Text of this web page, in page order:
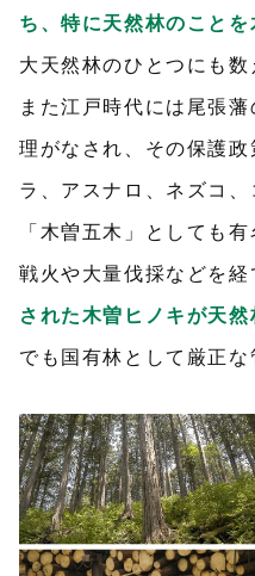
ち、特に天然林のことを
大天然林のひとつにも数
また江戸時代には尾張
理がなされ、その保護
ラ、アスナロ、ネズコ
「木曽五木」としても有
戦火や大量伐採などを経
された木曽ヒノキが天
でも国有林として厳正な